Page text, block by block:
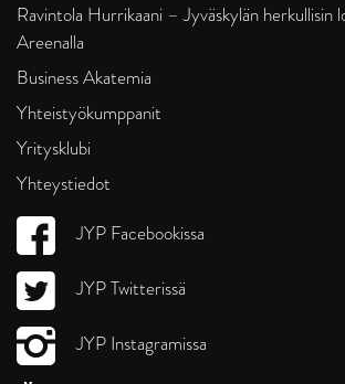
Ravintola Hurrikaani – Jyväskylän herkullisin
Areenalla
Business Akatemia
Yhteistyökumppanit
Yritysklubi
Yhteystiedot
JYP Facebookissa
JYP Twitterissä
JYP Instagramissa